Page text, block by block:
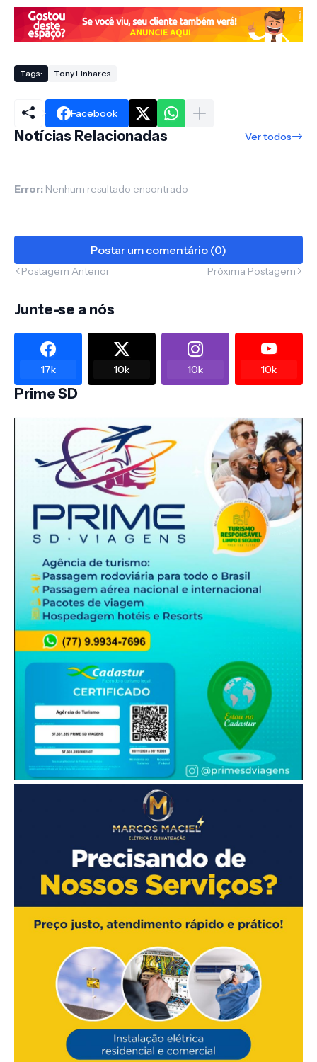
Tags: Tony Linhares
Facebook
Notícias Relacionadas Ver todos
Error: Nenhum resultado encontrado
Postar um comentário (0)
Postagem Anterior Próxima Postagem
Junte-se a nós
17k 10k 10k 10k
Prime SD